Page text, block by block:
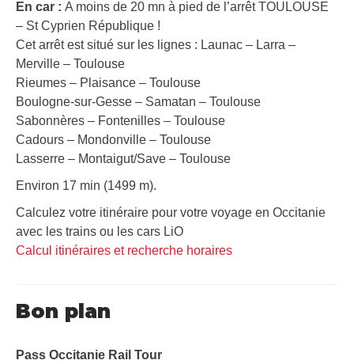
En car : A moins de 20 mn à pied de l’arrêt TOULOUSE
– St Cyprien République !
Cet arrêt est situé sur les lignes : Launac – Larra –
Merville – Toulouse
Rieumes – Plaisance – Toulouse
Boulogne-sur-Gesse – Samatan – Toulouse
Sabonnères – Fontenilles – Toulouse
Cadours – Mondonville – Toulouse
Lasserre – Montaigut/Save – Toulouse
Environ 17 min (1499 m).
Calculez votre itinéraire pour votre voyage en Occitanie
avec les trains ou les cars LiO
Calcul itinéraires et recherche horaires
Bon plan
Pass Occitanie Rail Tour​